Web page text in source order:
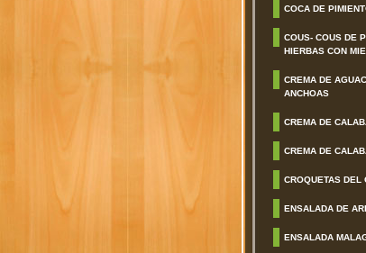
COCA DE
COUS- COUS DE
HIERBAS CON
CREMA DE
ANCHOAS
CREMA DE
CREMA DE
CROQUETAS DEL
ENSALADA DE
ENSALADA